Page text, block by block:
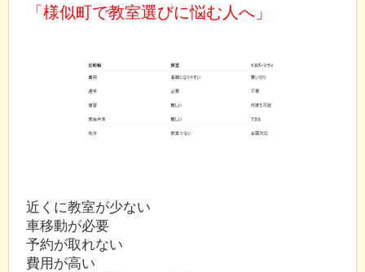
「様似町で教室選びに悩む人へ」
近くに教室が少ない
車移動が必要
予約が取れない
費用が高い